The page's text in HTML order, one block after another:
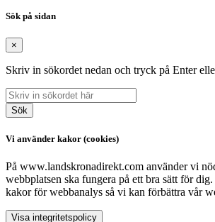
Sök på sidan
×
Skriv in sökordet nedan och tryck på Enter
Sök
Vi använder kakor (cookies)
På www.landskronadirekt.com använder vi
webbplatsen ska fungera på ett bra sätt för
kakor för webbanalys så vi kan förbättra vår
Visa integritetspolicy